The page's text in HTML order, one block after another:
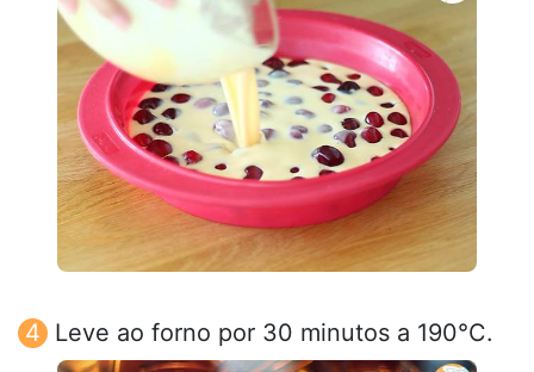
Leve ao forno por 30 minutos a 190°C.